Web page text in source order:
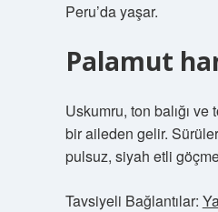
Peru’da yaşar.
Palamut
Uskumru, ton balığı ve
bir aileden gelir.
pulsuz, siyah etli
Tavsiyeli Bağlantılar: